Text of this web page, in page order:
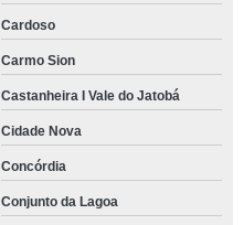
Cardoso
Carmo Sion
Castanheira I Vale do Jatobá
Cidade Nova
Concórdia
Conjunto da Lagoa